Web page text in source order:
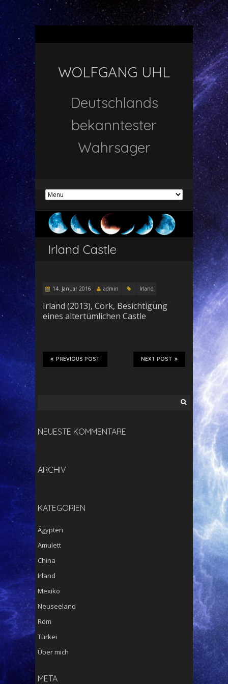
WOLFGANG UHL
Deutschlands
bekanntester
Wahrsager
Irland Castle
14. Januar 2016 admin Irland
Irland (2013), Cork, Besichtigung
eines altertümlichen Castle
NEXT POST
PREVIOUS POST
NEUESTE KOMMENTARE
ARCHIV
KATEGORIEN
Ägypten
Amulett
China
Irland
Mexiko
Neuseeland
Rom
Türkei
Über mich
META